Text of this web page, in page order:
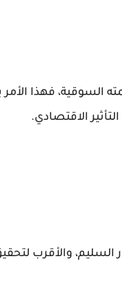
السوقية، فهذا
الاقتصادي.
والأقرب